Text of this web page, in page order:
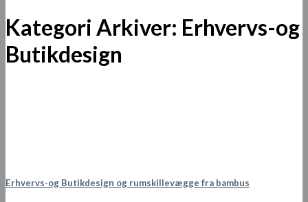
Kategori Arkiver: Erhvervs-og
Butikdesign
Erhvervs-og Butikdesign og rumskillevægge fra bambus